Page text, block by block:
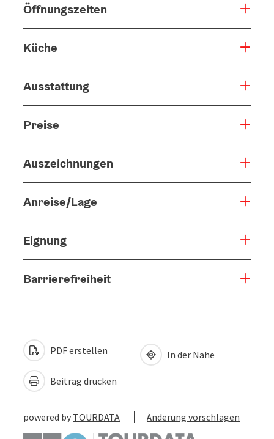
Öffnungszeiten
Küche
Ausstattung
Preise
Auszeichnungen
Anreise/Lage
Eignung
Barrierefreiheit
PDF erstellen
Beitrag drucken
In der Nähe
powered by TOURDATA Änderung vorschlagen